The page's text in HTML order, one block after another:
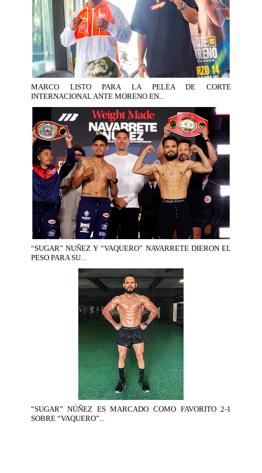
MARCO LISTO PARA LA PELEA DE CORTE
INTERNACIONAL ANTE MORENO EN...
“SUGAR” NUÑEZ Y “VAQUERO” NAVARRETE DIERON EL
PESO PARA SU...
“SUGAR” NÚÑEZ ES MARCADO COMO FAVORITO 2-1
SOBRE “VAQUERO”...